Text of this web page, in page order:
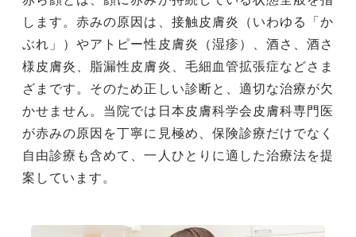
します。赤みの原因は、接触皮膚炎（いわゆる「か
ぶれ」）やアトピー性皮膚炎（湿疹）、酒さ、酒さ
様皮膚炎、脂漏性皮膚炎、毛細血管拡張症などさま
ざまです。そのため正しい診断と、適切な治療が欠
かせません。当院では日本皮膚科学会皮膚科専門医
が赤みの原因を丁寧に見極め、保険診療だけでなく
自由診療も含めて、一人ひとりに適した治療法を提
案しています。